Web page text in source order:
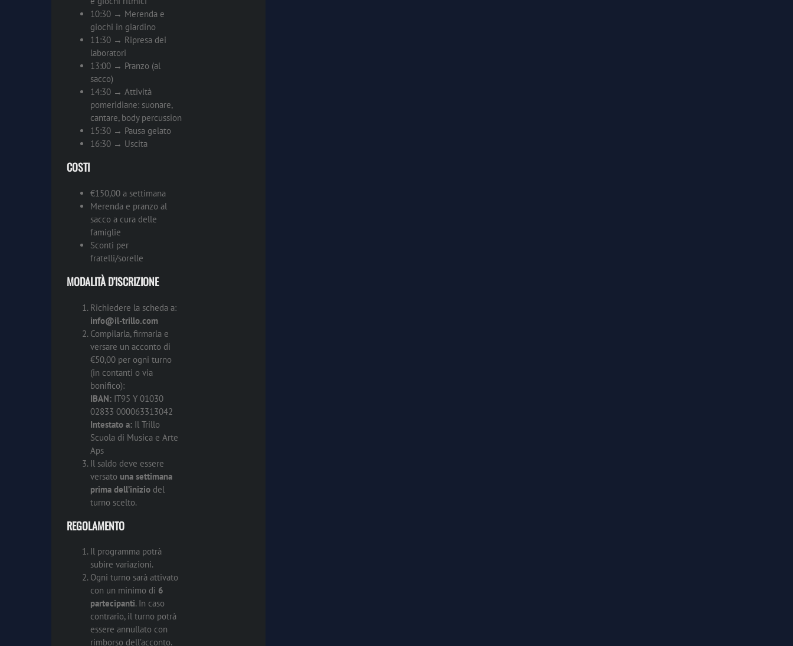
10:30 → Merenda e
giochi in giardino
11:30 → Ripresa dei
laboratori
13:00 → Pranzo (al
sacco)
14:30 → Attività
pomeridiane: suonare,
cantare, body percussion
15:30 → Pausa gelato
16:30 → Uscita
COSTI
€150,00 a settimana
Merenda e pranzo al
sacco a cura delle
famiglie
Sconti per
fratelli/sorelle
MODALITÀ D’ISCRIZIONE
Richiedere la scheda a:
info@il-trillo.com
Compilarla, firmarla e
versare un acconto di
€50,00 per ogni turno
(in contanti o via
bonifico):
IBAN: IT95 Y 01030
02833 000063313042
Intestato a: Il Trillo
Scuola di Musica e Arte
Aps
Il saldo deve essere
versato una settimana
prima dell’inizio del
turno scelto.
REGOLAMENTO
Il programma potrà
subire variazioni.
Ogni turno sarà attivato
con un minimo di 6
partecipanti. In caso
contrario, il turno potrà
essere annullato con
rimborso dell’acconto.